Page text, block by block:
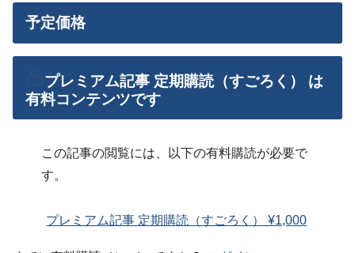
予定価格
プレミアム記事 定期購読（すごろく） は
有料コンテンツです
この記事の閲覧には、以下の有料購読が必要で
す。
プレミアム記事 定期購読（すごろく） ¥1,000